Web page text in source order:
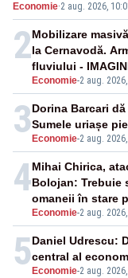
pensii
Economie·2 aug. 2026,
2
Economie-2 aug.
Mobilizare
la Cernavodă.
fluviului -
3 Economie-2 aug.
Dorina Barcari
Sumele uriașe
4
Economie-2 aug.
Mihai Chirica,
Bolojan: Trebuie
omaneii în stare
5 Economie-2 aug.
Daniel Udrescu:
central al